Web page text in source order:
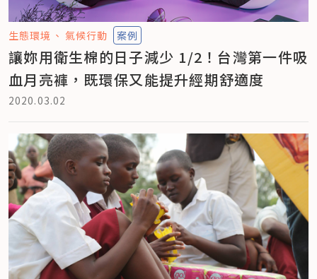
生態環境 氣候行動 案例
讓妳用衛生棉的日子減少 1/2！台灣第一件吸
血月亮褲，既環保又能提升經期舒適度
2020.03.02